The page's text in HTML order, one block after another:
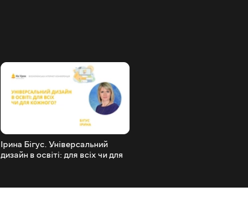
Ірина Бігус. Універсальний
дизайн в освіті: для всіх чи для